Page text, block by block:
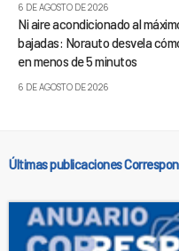
6 DE AGOSTO DE 2026
Ni aire acondicionado al
bajadas: Norauto desvela
en menos de 5 minutos
6 DE AGOSTO DE 2026
Últimas publicaciones